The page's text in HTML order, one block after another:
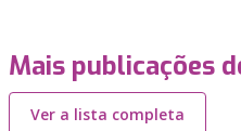
Mais publicações
Ver a lista completa